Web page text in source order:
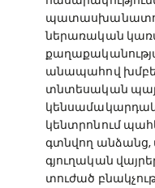
ներառական
անապահով
տնտեսական
կենտրոնում
գտնվող անձանց,
գյուղական
տուժած